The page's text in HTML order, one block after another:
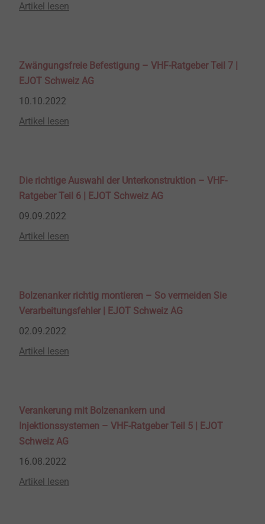
Artikel lesen
Zwängungsfreie Befestigung – VHF-Ratgeber Teil 7 |
EJOT Schweiz AG
10.10.2022
Artikel lesen
Die richtige Auswahl der Unterkonstruktion – VHF-
Ratgeber Teil 6 | EJOT Schweiz AG
09.09.2022
Artikel lesen
Bolzenanker richtig montieren – So vermeiden Sie
Verarbeitungsfehler | EJOT Schweiz AG
02.09.2022
Artikel lesen
Verankerung mit Bolzenankern und
Injektionssystemen – VHF-Ratgeber Teil 5 | EJOT
Schweiz AG
16.08.2022
Artikel lesen